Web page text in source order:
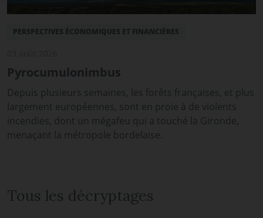
PERSPECTIVES ÉCONOMIQUES ET FINANCIÈRES
Pyrocumulonimbus
Depuis plusieurs semaines, les forêts françaises, et plus
largement européennes, sont en proie à de violents
incendies, dont un mégafeu qui a touché la Gironde,
menaçant la métropole bordelaise.
Tous les décryptages